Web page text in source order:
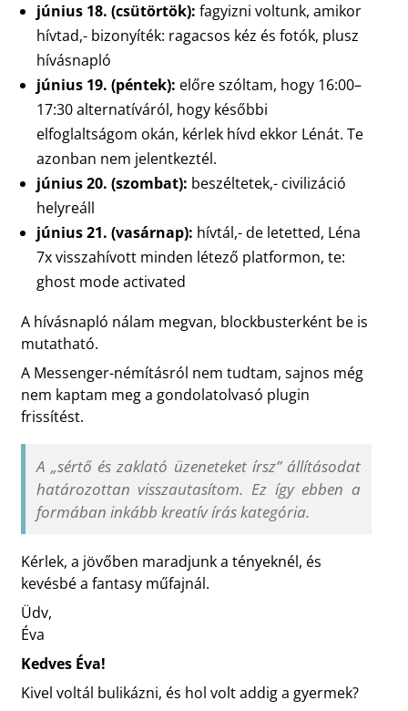
június 18. (csütörtök): fagyizni voltunk, amikor
hívtad,- bizonyíték: ragacsos kéz és fotók, plusz
hívásnapló
június 19. (péntek): előre szóltam, hogy 16:00–
17:30 alternatíváról, hogy későbbi
elfoglaltságom okán, kérlek hívd ekkor Lénát. Te
azonban nem jelentkeztél.
június 20. (szombat): beszéltetek,- civilizáció
helyreáll
június 21. (vasárnap): hívtál,- de letetted, Léna
7x visszahívott minden létező platformon, te:
ghost mode activated
A hívásnapló nálam megvan, blockbusterként be is
mutatható.
A Messenger-némításról nem tudtam, sajnos még
nem kaptam meg a gondolatolvasó plugin
frissítést.
A „sértő és zaklató üzeneteket írsz” állításodat
határozottan visszautasítom. Ez így ebben a
formában inkább kreatív írás kategória.
Kérlek, a jövőben maradjunk a tényeknél, és
kevésbé a fantasy műfajnál.
Üdv,
Éva
Kedves Éva!
Kivel voltál bulikázni, és hol volt addig a gyermek?